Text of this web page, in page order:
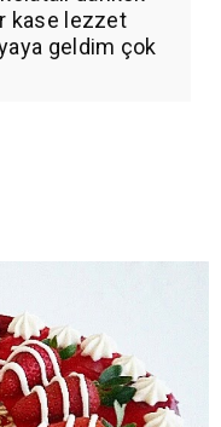
kase lezzet
geldim çok